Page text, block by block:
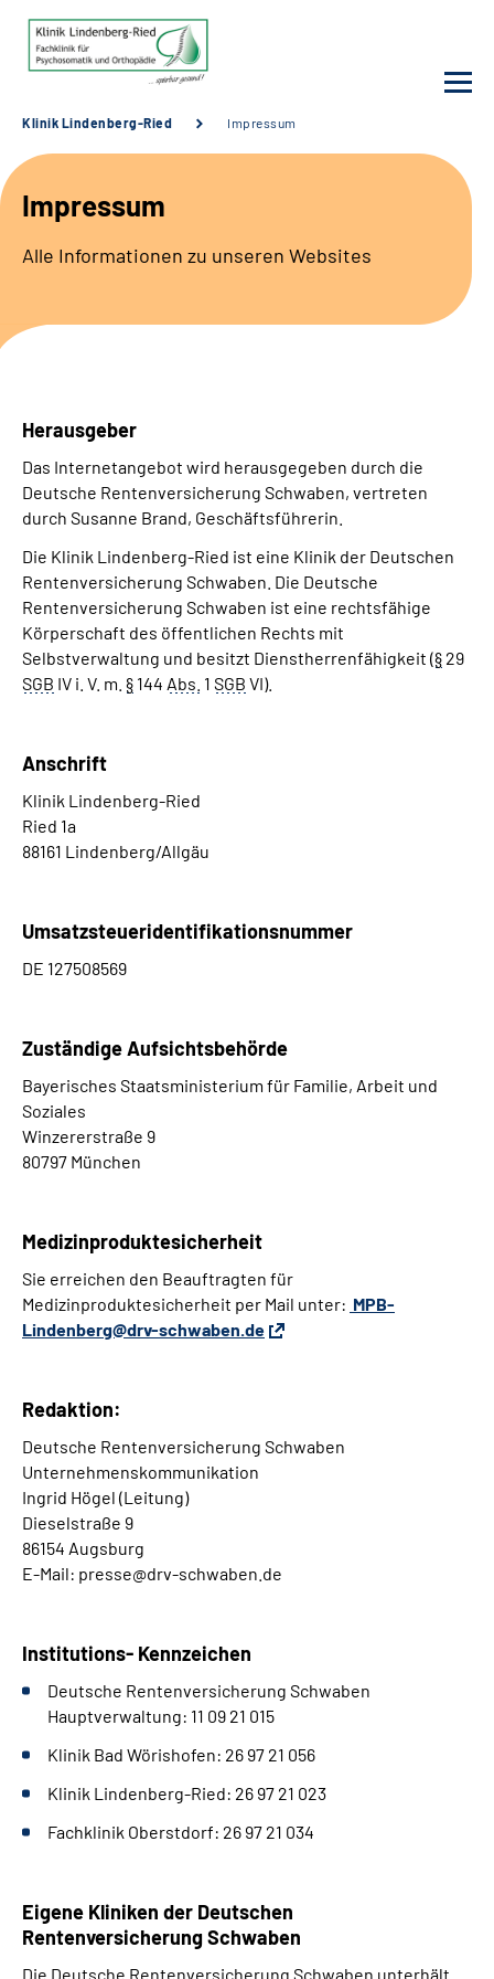
Unsere Klinik
Unsere Angebote
Suche
Leichte Sprache
Gebärdensprache
Login
Klinik Lindenberg-Ried Impressum
Impressum
Alle Informationen zu unseren Websites
Herausgeber
Das Internetangebot wird herausgegeben durch die
Deutsche Rentenversicherung Schwaben, vertreten
durch Susanne Brand, Geschäftsführerin.
Die Klinik Lindenberg-Ried ist eine Klinik der Deutschen
Rentenversicherung Schwaben. Die Deutsche
Rentenversicherung Schwaben ist eine rechtsfähige
Körperschaft des öffentlichen Rechts mit
Selbstverwaltung und besitzt Dienstherrenfähigkeit (§ 29
SGB IV i. V. m. § 144 Abs. 1 SGB VI).
Anschrift
Klinik Lindenberg-Ried
Ried 1a
88161 Lindenberg/Allgäu
Umsatzsteueridentifikationsnummer
DE 127508569
Zuständige Aufsichtsbehörde
Bayerisches Staatsministerium für Familie, Arbeit und
Soziales
Winzererstraße 9
80797 München
Medizinproduktesicherheit
Sie erreichen den Beauftragten für
Medizinproduktesicherheit per Mail unter: MPB-
Lindenberg@drv-schwaben.de
Redaktion:
Deutsche Rentenversicherung Schwaben
Unternehmenskommunikation
Ingrid Högel (Leitung)
Dieselstraße 9
86154 Augsburg
E-Mail: presse@drv-schwaben.de
Institutions- Kennzeichen
Deutsche Rentenversicherung Schwaben
Hauptverwaltung: 11 09 21 015
Klinik Bad Wörishofen: 26 97 21 056
Klinik Lindenberg-Ried: 26 97 21 023
Fachklinik Oberstdorf: 26 97 21 034
Eigene Kliniken der Deutschen
Rentenversicherung Schwaben
Die Deutsche Rentenversicherung Schwaben unterhält